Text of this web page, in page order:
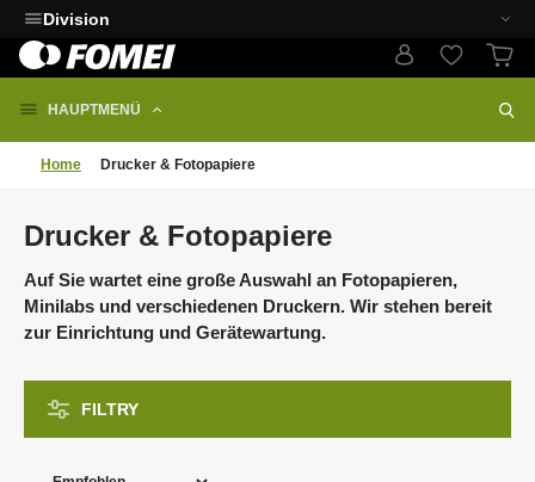
Division
HAUPTMENÜ
Home Drucker & Fotopapiere
Drucker & Fotopapiere
Auf Sie wartet eine große Auswahl an Fotopapieren,
Minilabs und verschiedenen Druckern. Wir stehen bereit
zur Einrichtung und Gerätewartung.
FILTRY